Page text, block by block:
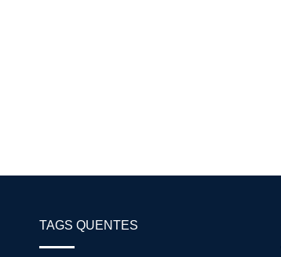
TAGS QUENTES